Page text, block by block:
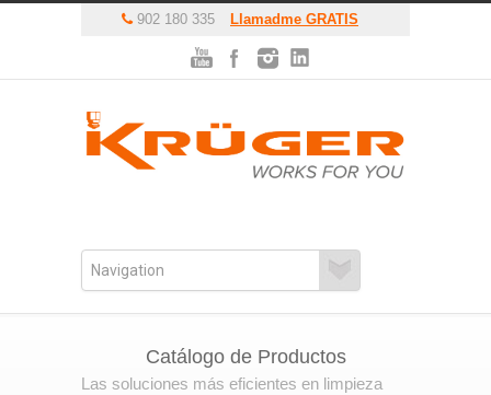
902 180 335 Llamadme GRATIS
Catálogo de Productos
Las soluciones más eficientes en limpieza